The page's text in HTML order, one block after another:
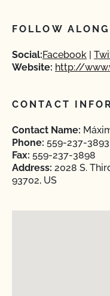
FOLLOW ALONG
Social:Facebook
Website: http://
CONTACT
Contact Name:
Phone: 559-237-3893
Fax: 559-237-3898
Address: 2028 S.
93702, US